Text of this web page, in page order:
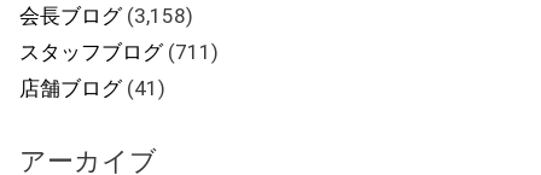
会長ブログ(3,158)
スタッフブログ(711)
店舗ブログ(41)
アーカイブ